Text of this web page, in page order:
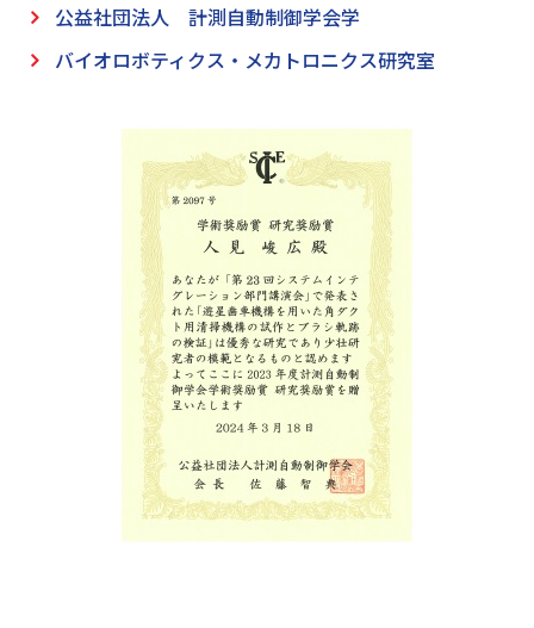
公益社団法人 計測自動制御学会学
バイオロボティクス・メカトロニクス研究室